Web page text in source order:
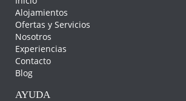
Alojamientos
Ofertas y Servicios
Nosotros
Experiencias
Contacto
Blog
AYUDA